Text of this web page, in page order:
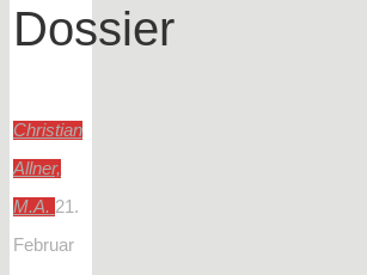
Dossier
Christian
Allner,
M.A. 21.
Februar